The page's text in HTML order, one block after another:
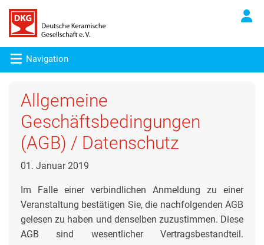
Navigation
Allgemeine
Geschäftsbedingungen
(AGB) / Datenschutz
01. Januar 2019
Im Falle einer verbindlichen Anmeldung zu einer
Veranstaltung bestätigen Sie, die nachfolgenden AGB
gelesen zu haben und denselben zuzustimmen. Diese
AGB sind wesentlicher Vertragsbestandteil.